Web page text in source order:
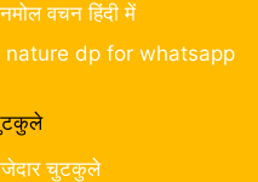
वचन हिंदी में
dp for whatsapp
चुटकुले